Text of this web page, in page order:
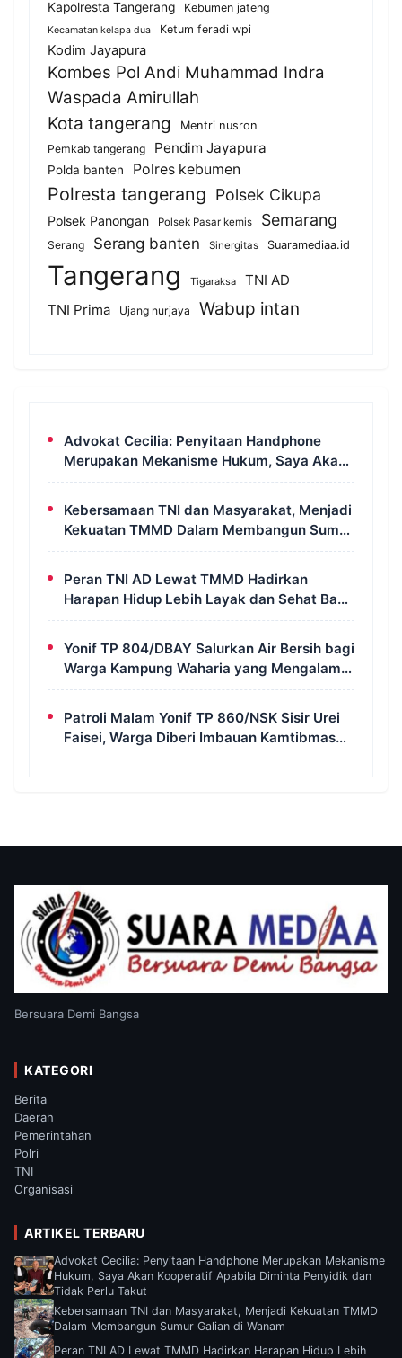
Kapolresta Tangerang Kebumen jateng
Kecamatan kelapa dua Ketum feradi wpi
Kodim Jayapura
Kombes Pol Andi Muhammad Indra
Waspada Amirullah
Kota tangerang
Mentri nusron
Pemkab tangerang
Pendim Jayapura
Polda banten Polres kebumen
Polresta tangerang Polsek Cikupa
Polsek Panongan Polsek Pasar kemis Semarang
Serang Serang banten Sinergitas Suaramediaa.id
Tangerang Tigaraksa
TNI AD
TNI Prima
Ujang nurjaya Wabup intan
Advokat Cecilia: Penyitaan Handphone
Merupakan Mekanisme Hukum, Saya Akan
Kooperatif Apabila Diminta Penyidik dan
Kebersamaan TNI dan Masyarakat, Menjadi
Kekuatan TMMD Dalam Membangun Sumur
Galian di Wanam
Peran TNI AD Lewat TMMD Hadirkan
Harapan Hidup Lebih Layak dan Sehat Bagi
Warga Kampung Wanam
Yonif TP 804/DBAY Salurkan Air Bersih bagi
Warga Kampung Waharia yang Mengalami
Krisis Air
Patroli Malam Yonif TP 860/NSK Sisir Urei
Faisei, Warga Diberi Imbauan Kamtibmas
Bersuara Demi Bangsa
KATEGORI
Berita
Daerah
Pemerintahan
Polri
TNI
Organisasi
ARTIKEL TERBARU
Advokat Cecilia: Penyitaan Handphone Merupakan Mekanisme
Hukum, Saya Akan Kooperatif Apabila Diminta Penyidik dan
Tidak Perlu Takut
Kebersamaan TNI dan Masyarakat, Menjadi Kekuatan TMMD
Dalam Membangun Sumur Galian di Wanam
Peran TNI AD Lewat TMMD Hadirkan Harapan Hidup Lebih